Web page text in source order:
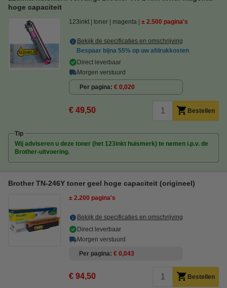
hoge capaciteit
123inkt toner magenta ± 2.500 pagina's
Bekijk de specificaties en omschrijving
Bespaar bijna 55% op uw afdrukkosten
Direct leverbaar
Morgen verstuurd
Per pagina € 0,020
€ 49,50 Bestellen
Tip
Wij adviseren u deze toner (het 123inkt huismerk) te nemen i.p.v. de
Brother-uitvoering.
Brother TN-246Y toner geel hoge capaciteit (origineel)
± 2.200 pagina's
Bekijk de specificaties en omschrijving
Direct leverbaar
Morgen verstuurd
Per pagina € 0,043
€ 94,50 Bestellen